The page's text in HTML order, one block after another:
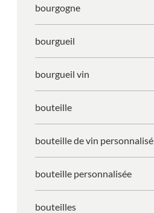
bourgogne
bourgueil
bourgueil vin
bouteille
bouteille de vin personnalisé
bouteille personnalisée
bouteilles